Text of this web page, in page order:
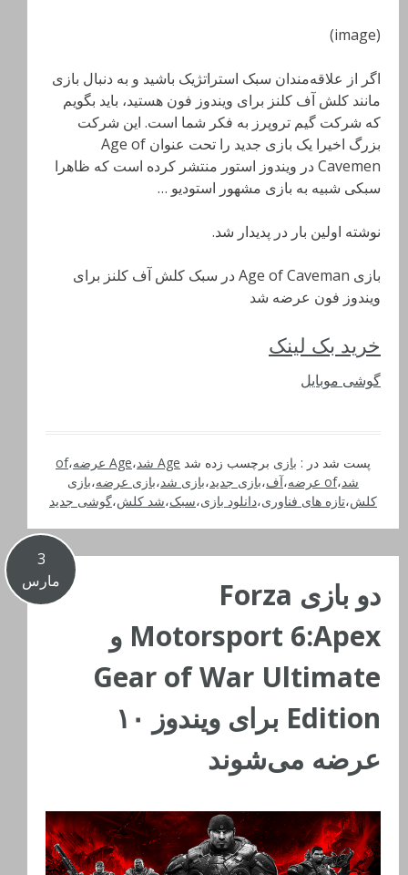
(image)
اگر از علاقه‌مندان سبک استراتژیک باشید و به دنبال بازی
مانند کلش آف کلنز برای ویندوز فون هستید، باید بگویم
که شرکت گیم تروپرز به فکر شما است. این شرکت
بزرگ اخیرا یک بازی جدید را تحت عنوان Age of
Cavemen در ویندوز استور منتشر کرده است که ظاهرا
سبکی شبیه به بازی مشهور استودیو …
نوشته اولین بار در پدیدار شد.
بازی Age of Caveman در سبک کلش آف کلنز برای
ویندوز فون عرضه شد
خرید بک لینک
گوشی موبایل
پست شد در : بازی برچسب زده شد Age شد ،Age عرضه ،of
شد،of عرضه ،آف،بازی جدید،بازی شد،بازی عرضه،بازی
کلش،تازه های فناوری،دانلود بازی،سبک،شد کلش،گوشی جدید
3
مارس
دو بازی Forza
Motorsport 6:Apex و
Gear of War Ultimate
Edition برای ویندوز ۱۰
عرضه می‌شوند